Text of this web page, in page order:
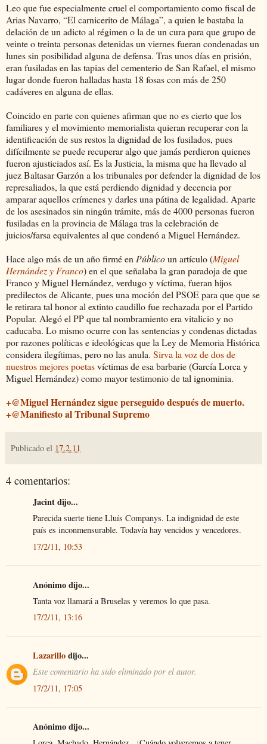
Leo que fue especialmente cruel el comportamiento como fiscal de
Arias Navarro, “El carnicerito de Málaga”, a quien le bastaba la
delación de un adicto al régimen o la de un cura para que grupo de
veinte o treinta personas detenidas un viernes fueran condenadas un
lunes sin posibilidad alguna de defensa. Tras unos días en prisión,
eran fusiladas en las tapias del cementerio de San Rafael, el mismo
lugar donde fueron halladas hasta 18 fosas con más de 250
cadáveres en alguna de ellas.
Coincido en parte con quienes afirman que no es cierto que los
familiares y el movimiento memorialista quieran recuperar con la
identificación de sus restos la dignidad de los fusilados, pues
difícilmente se puede recuperar algo que jamás perdieron quienes
fueron ajusticiados así. Es la Justicia, la misma que ha llevado al
juez Baltasar Garzón a los tribunales por defender la dignidad de los
represaliados, la que está perdiendo dignidad y decencia por
amparar aquellos crímenes y darles una pátina de legalidad. Aparte
de los asesinados sin ningún trámite, más de 4000 personas fueron
fusiladas en la provincia de Málaga tras la celebración de
juicios/farsa equivalentes al que condenó a Miguel Hernández.
Hace algo más de un año firmé en Públicoun artículo (Miguel
Hernández y Franco) en el que señalaba la gran paradoja de que
Franco y Miguel Hernández, verdugo y víctima, fueran hijos
predilectos de Alicante, pues una moción del PSOE para que que se
le retirara tal honor al extinto caudillo fue rechazada por el Partido
Popular. Alegó el PP que tal nombramiento era vitalicio y no
caducaba. Lo mismo ocurre con las sentencias y condenas dictadas
por razones políticas e ideológicas que la Ley de Memoria Histórica
considera ilegítimas, pero no las anula. Sirva la voz de dos de
nuestros mejores poetasvíctimas de esa barbarie (García Lorca y
Miguel Hernández) como mayor testimonio de tal ignominia.
+@Miguel Hernández sigue perseguido después de muerto.
+@Manifiesto al Tribunal Supremo
Publicado el 17.2.11
4 comentarios:
Jacint dijo...
Parecida suerte tiene Lluís Companys. La indignidad de este
país es inconmensurable. Todavía hay vencidos y vencedores.
17/2/11, 10:53
Anónimo dijo...
Tanta voz llamará a Bruselas y veremos lo que pasa.
17/2/11, 13:16
Lazarillodijo...
Este comentario ha sido eliminado por el autor.
17/2/11, 17:05
Anónimo dijo...